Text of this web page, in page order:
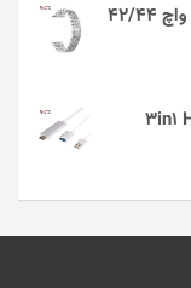
بند طرح Diamond کد i1012 مناسب برای اپل واچ 42/44